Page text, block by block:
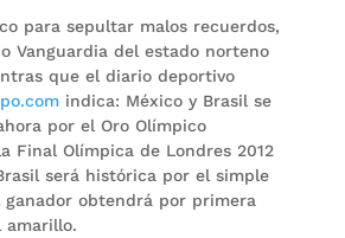
para sepultar malos recuerdos,
Vanguardia del estado norteno
que el diario deportivo
indica: México y Brasil se
por el Oro Olímpico
Final Olímpica de Londres 2012
será histórica por el simple
ganador obtendrá por primera
amarillo.